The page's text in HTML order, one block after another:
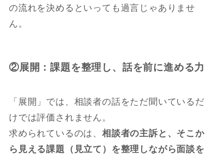
の流れを決めるといっても過言じゃありませ
ん。
②展開：課題を整理し、話を前に進める力
「展開」では、相談者の話をただ聞いているだ
けでは評価されません。
求められているのは、 相談者の主訴と、そこか
ら見える課題（見立て）を整理しながら面談を